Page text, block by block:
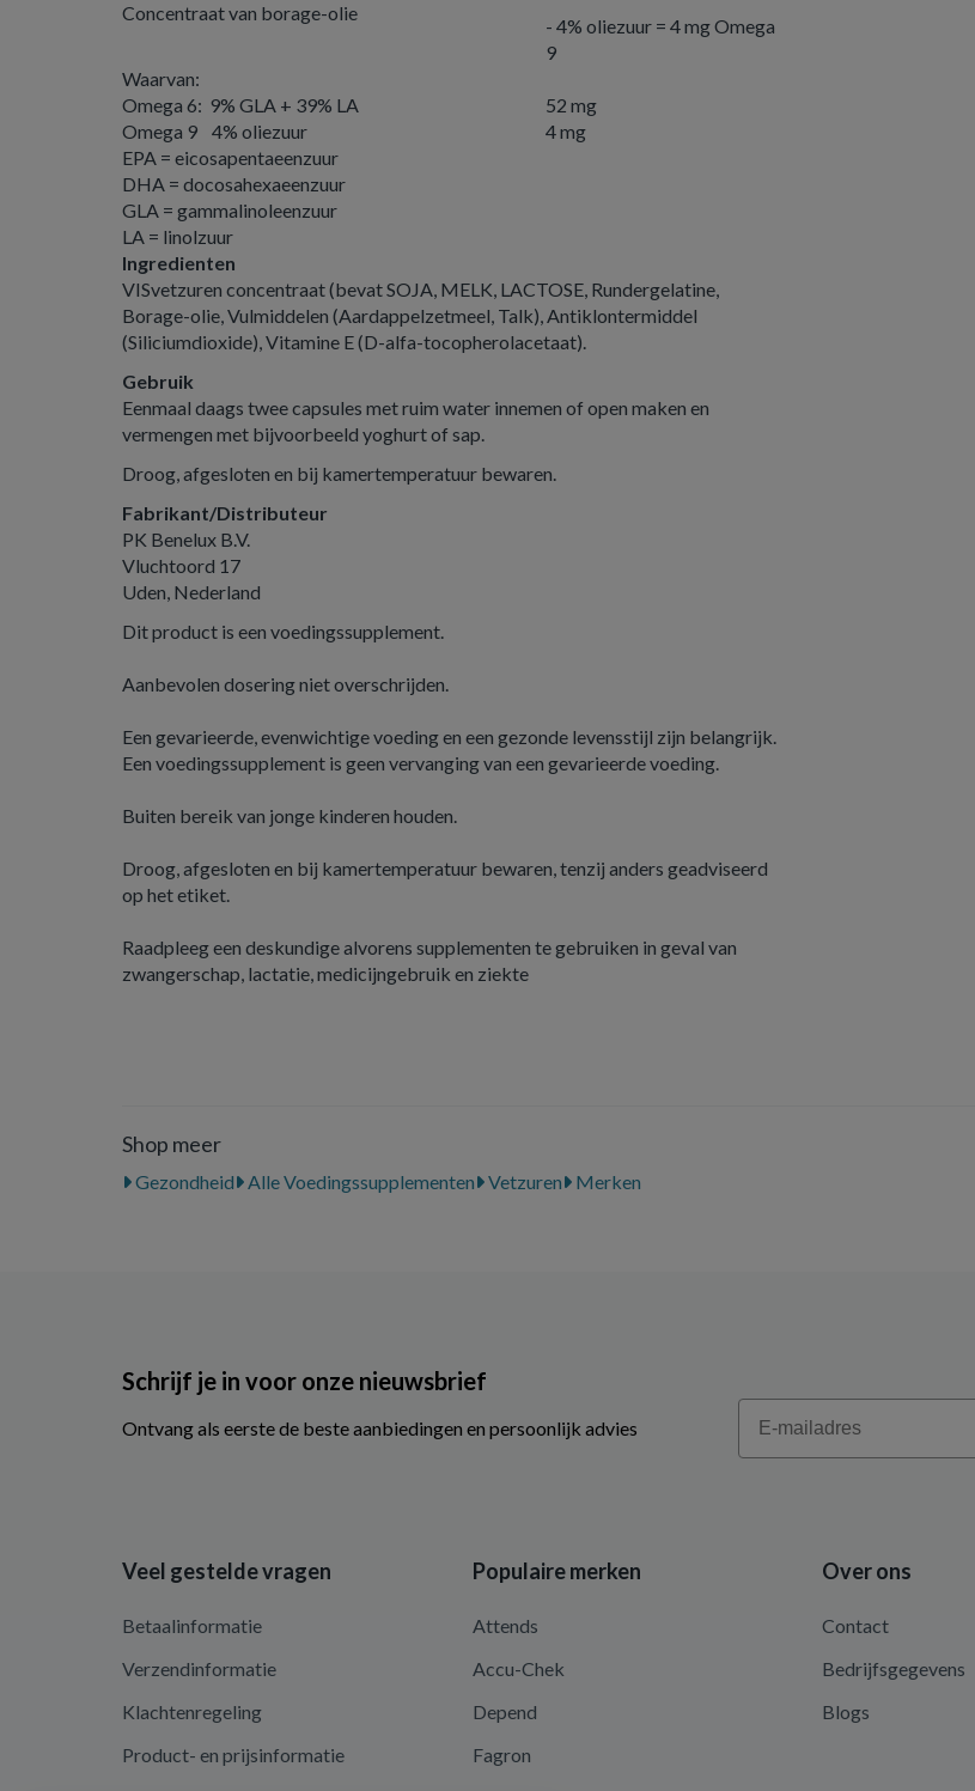
Concentraat van borage-olie
- 4% oliezuur = 4 mg Omega
9
Waarvan:
Omega 6: 9% GLA + 39% LA
52 mg
Omega 9 4% oliezuur
4 mg
EPA = eicosapentaeenzuur
DHA = docosahexaeenzuur
GLA = gammalinoleenzuur
LA = linolzuur
Ingredienten
VISvetzuren concentraat (bevat SOJA, MELK, LACTOSE, Rundergelatine,
Borage-olie, Vulmiddelen (Aardappelzetmeel, Talk), Antiklontermiddel
(Siliciumdioxide), Vitamine E (D-alfa-tocopherolacetaat).
Gebruik
Eenmaal daags twee capsules met ruim water innemen of open maken en
vermengen met bijvoorbeeld yoghurt of sap.
Droog, afgesloten en bij kamertemperatuur bewaren.
Fabrikant/Distributeur
PK Benelux B.V.
Vluchtoord 17
Uden, Nederland
Dit product is een voedingssupplement.
Aanbevolen dosering niet overschrijden.
Een gevarieerde, evenwichtige voeding en een gezonde levensstijl zijn belangrijk.
Een voedingssupplement is geen vervanging van een gevarieerde voeding.
Buiten bereik van jonge kinderen houden.
Droog, afgesloten en bij kamertemperatuur bewaren, tenzij anders geadviseerd
op het etiket.
Raadpleeg een deskundige alvorens supplementen te gebruiken in geval van
zwangerschap, lactatie, medicijngebruik en ziekte
Shop meer
Gezondheid Alle Voedingssupplementen Vetzuren Merken
Schrijf je in voor onze nieuwsbrief
Ontvang als eerste de beste aanbiedingen en persoonlijk advies
Email
Veel gestelde vragen
Betaalinformatie
Verzendinformatie
Klachtenregeling
Product- en prijsinformatie
Populaire merken
Attends
Accu-Chek
Depend
Fagron
Over ons
Contact
Bedrijfsgegevens
Blogs